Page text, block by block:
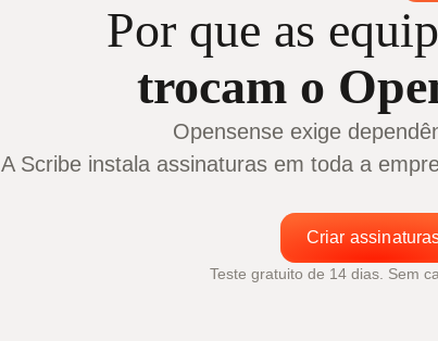
Por que as
trocam o
Opensense exige
A Scribe instala assinaturas em toda a
Criar
Teste gratuito de 14 dias. Sem